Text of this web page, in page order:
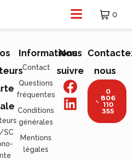
0
SC
Informations
Contact
Questions
fréquentes
Conditions
générales
Mentions
légales
Nous
suivre
nous
0
806
110
355